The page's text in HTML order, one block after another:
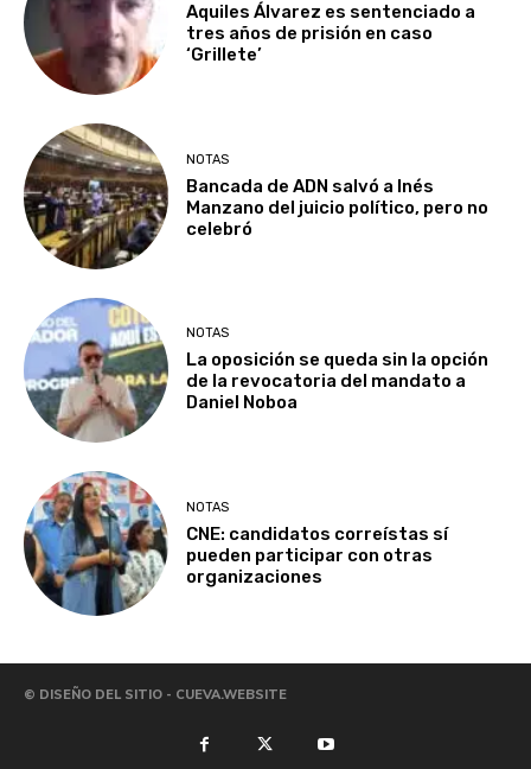
Aquiles Álvarez es sentenciado a
tres años de prisión en caso
‘Grillete’
NOTAS
Bancada de ADN salvó a Inés
Manzano del juicio político, pero no
celebró
NOTAS
La oposición se queda sin la opción
de la revocatoria del mandato a
Daniel Noboa
NOTAS
CNE: candidatos correístas sí
pueden participar con otras
organizaciones
© DISEÑO DEL SITIO - CUEVA.WEBSITE